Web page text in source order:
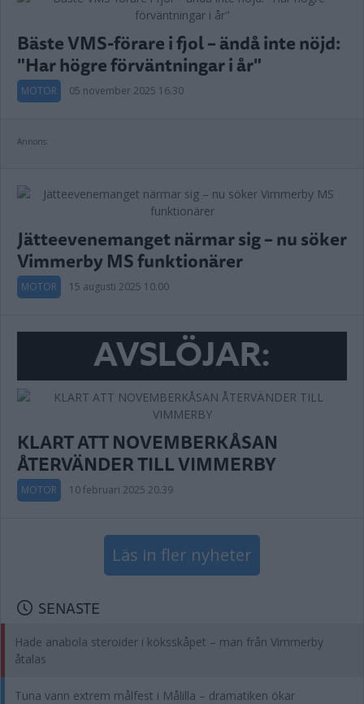
Bäste VMS-förare i fjol – ändå inte nöjd:
"Har högre förväntningar i år"
MOTOR 05 november 2025 16.30
Annons:
Jätteevenemanget närmar sig – nu söker
Vimmerby MS funktionärer
MOTOR 15 augusti 2025 10.00
AVSLÖJAR:
KLART ATT NOVEMBERKÅSAN
ÅTERVÄNDER TILL VIMMERBY
MOTOR 10 februari 2025 20.39
Läs in fler nyheter
SENASTE
Hade anabola steroider i köksskåpet – man från Vimmerby
åtalas
Tuna vann extrem målfest i Målilla – dramatiken ökar